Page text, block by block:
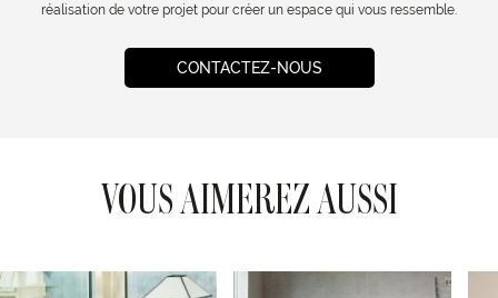
réalisation de votre projet pour créer un espace qui vous ressemble.
CONTACTEZ-NOUS
VOUS AIMEREZ AUSSI